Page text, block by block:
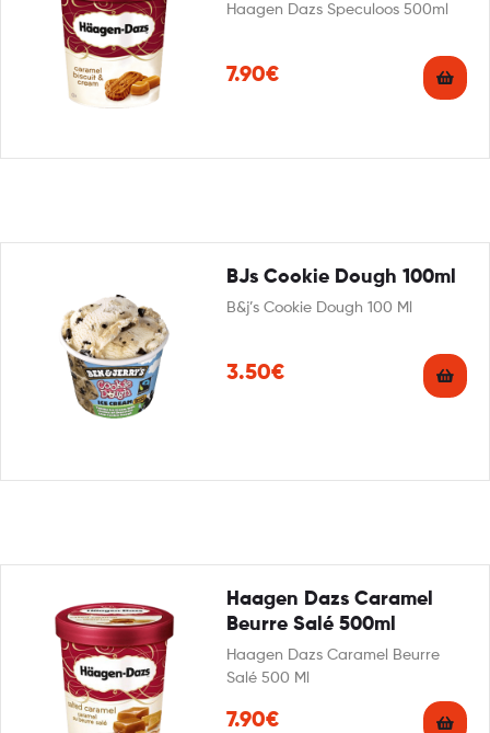
Haagen Dazs Speculoos 500ml
7.90€
BJs Cookie Dough 100ml
B&j’s Cookie Dough 100 Ml
3.50€
Haagen Dazs Caramel
Beurre Salé 500ml
Haagen Dazs Caramel Beurre
Salé 500 Ml
7.90€